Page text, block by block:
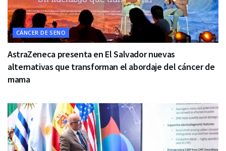
CÁNCER DE SENO
AstraZeneca presenta en El Salvador nuevas
alternativas que transforman el abordaje del cáncer de
mama